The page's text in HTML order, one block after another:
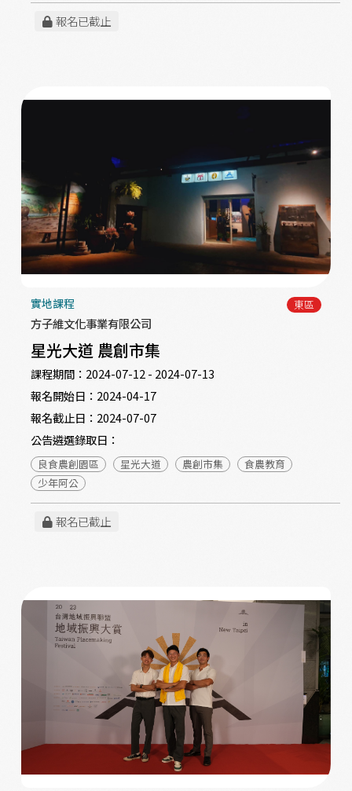
報名已截止
實地課程 東區
方子維文化事業有限公司
星光大道 農創市集
課程期間： 2024-07-12 - 2024-07-13
報名開始日： 2024-04-17
報名截止日： 2024-07-07
公告遴選錄取日：
良食農創園區 星光大道 農創市集
食農教育
少年阿公
報名已截止